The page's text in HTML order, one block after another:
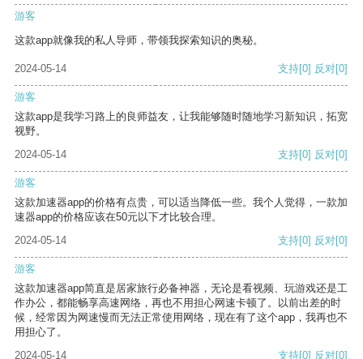
游客
这款app就像我的私人导师，带领我探索知识的奥秘。
2024-05-14 支持[0] 反对[0]
游客
这款app是我学习路上的良师益友，让我能够随时随地学习新知识，拓宽
视野。
2024-05-14
支持[0] 反对[0]
游客
这款加速器app的价格有点贵，可以适当降低一些。我个人觉得，一款加
速器app的价格应该在50元以下才比较合理。
2024-05-14
支持[0] 反对[0]
游客
这款加速器app简直是居家旅行必备神器，无论是看视频、玩游戏还是工
作办公，都能畅享高速网络，再也不用担心网速卡顿了。以前出差的时
候，经常因为网速慢而无法正常使用网络，现在有了这个app，我再也不
用担心了。
2024-05-14
支持[0] 反对[0]